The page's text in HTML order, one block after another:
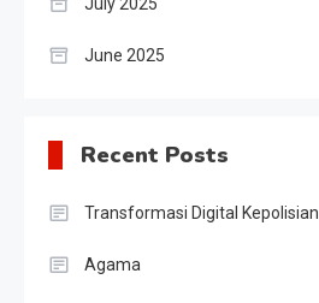
June 2025
Recent Posts
Transformasi Digital Kepolisian
Agama